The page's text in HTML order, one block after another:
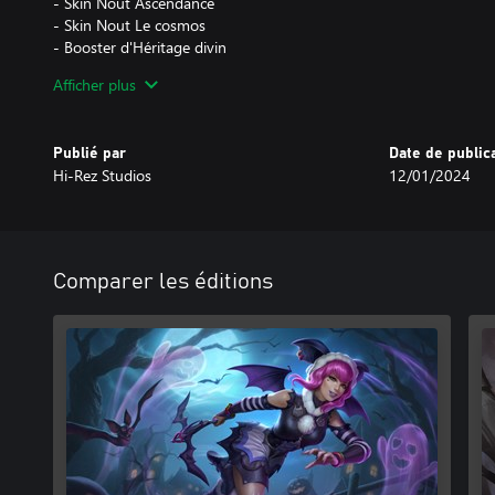
- Skin Nout Le cosmos
- Booster d'Héritage divin
Le contenu "Cross-Gen", ou Cross-Generation, sera disponible
Afficher plus
Publié par
Hi-Rez Studios
Date de
12/01/2024
Comparer les éditions